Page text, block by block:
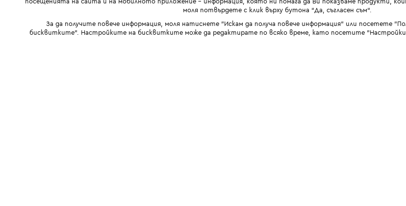
моля потвърдете с клик върху бутона “Да, съгласен съм“.
За да получите повече информация, моля натиснете "Искам да получа повече информация" или посетете
бисквитките". Настройките на бисквитките може да редактирате по всяко време, като посетите "Настройки